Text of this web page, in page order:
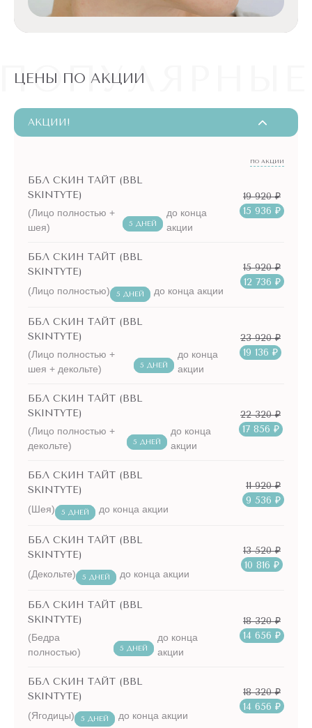
ЦЕНЫ ПО АКЦИИ
АКЦИИ!
ПО АКЦИИ
ББЛ СКИН ТАЙТ (BBL
SKINTYTE)
(Лицо полностью +
шея)
5 ДНЕЙ
до конца
акции
19 920 ₽
15 936 ₽
ББЛ СКИН ТАЙТ (BBL
SKINTYTE)
(Лицо полностью) 5 ДНЕЙ до конца акции
15 920 ₽
12 736 ₽
ББЛ СКИН ТАЙТ (BBL
SKINTYTE)
(Лицо полностью +
шея + декольте)
5 ДНЕЙ
до конца
акции
23 920 ₽
19 136 ₽
ББЛ СКИН ТАЙТ (BBL
SKINTYTE)
(Лицо полностью +
декольте)
5 ДНЕЙ
до конца
акции
22 320 ₽
17 856 ₽
ББЛ СКИН ТАЙТ (BBL
SKINTYTE)
(Шея) 5 ДНЕЙ до конца акции
11 920 ₽
9 536 ₽
ББЛ СКИН ТАЙТ (BBL
SKINTYTE)
(Декольте) 5 ДНЕЙ до конца акции
13 520 ₽
10 816 ₽
ББЛ СКИН ТАЙТ (BBL
SKINTYTE)
(Бедра
полностью)
5 ДНЕЙ
до конца
акции
18 320 ₽
14 656 ₽
ББЛ СКИН ТАЙТ (BBL
SKINTYTE)
(Ягодицы) 5 ДНЕЙ до конца акции
18 320 ₽
14 656 ₽